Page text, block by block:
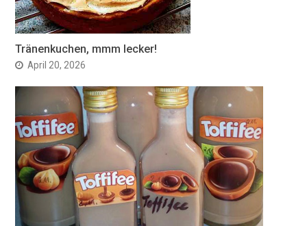
Tränenkuchen, mmm lecker!
April 20, 2026